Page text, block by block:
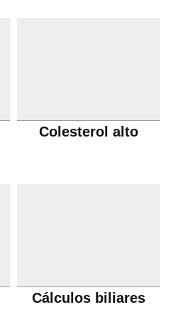
Colesterol alto
Cálculos biliares